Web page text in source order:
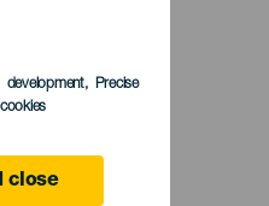
development, Precise
close